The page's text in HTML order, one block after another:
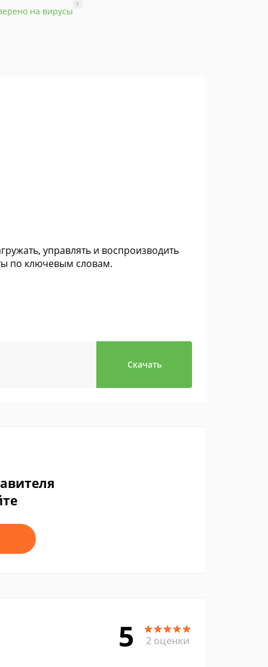
на вирусы
?
управлять и воспроизводить
по ключевым словам.
Скачать
5 2 оценки